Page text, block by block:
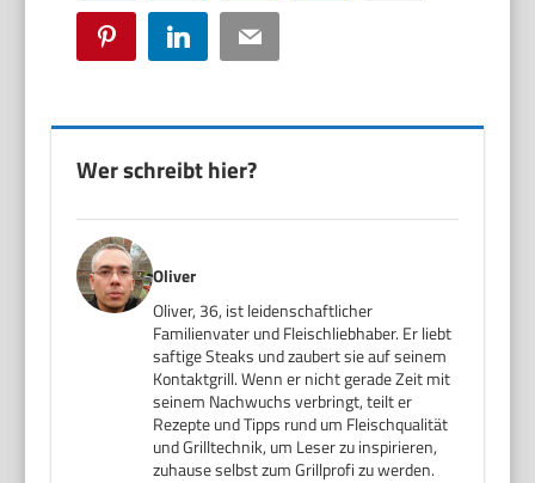
Pinterest LinkedIn Email
Wer schreibt hier?
Oliver
Oliver, 36, ist leidenschaftlicher
Familienvater und Fleischliebhaber. Er liebt
saftige Steaks und zaubert sie auf seinem
Kontaktgrill. Wenn er nicht gerade Zeit mit
seinem Nachwuchs verbringt, teilt er
Rezepte und Tipps rund um Fleischqualität
und Grilltechnik, um Leser zu inspirieren,
zuhause selbst zum Grillprofi zu werden.